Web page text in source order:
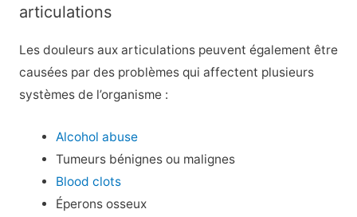
articulations
Les douleurs aux articulations peuvent également être
causées par des problèmes qui affectent plusieurs
systèmes de l’organisme :
Alcohol abuse
Tumeurs bénignes ou malignes
Blood clots
Éperons osseux